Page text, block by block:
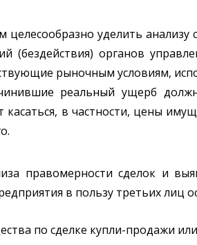
уделить анализу
(бездействия) органов
рыночным условиям,
реальный ущерб
в частности, цены
правомерности сделок и
в пользу третьих лиц
по сделке купли-продажи